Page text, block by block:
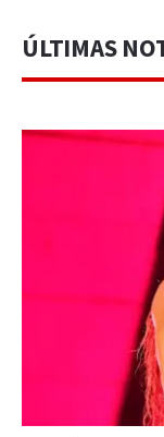
ÚLTIMAS